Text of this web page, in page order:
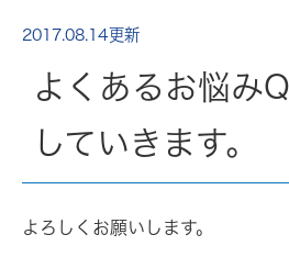
2017.08.14更新
よくあるお悩み
していきます。
よろしくお願いします。